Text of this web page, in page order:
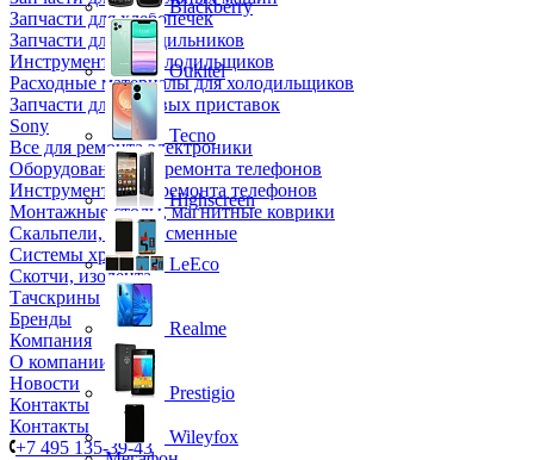
Запчасти для хлебопечек
Запчасти для холодильников
Инструмент для холодильщиков
Расходные материалы для холодильщиков
Запчасти для игровых приставок
Sony
Все для ремонта электроники
Оборудование для ремонта телефонов
Инструменты для ремонта телефонов
Монтажные столы, магнитные коврики
Скальпели, лезвия сменные
Системы хранения
Скотчи, изолента
Тачскрины
Бренды
Компания
О компании
Новости
Контакты
Контакты
+7 495 135-39-43
Blackberry
Oukitel
Tecno
Highscreen
LeEco
Realme
Prestigio
Wileyfox